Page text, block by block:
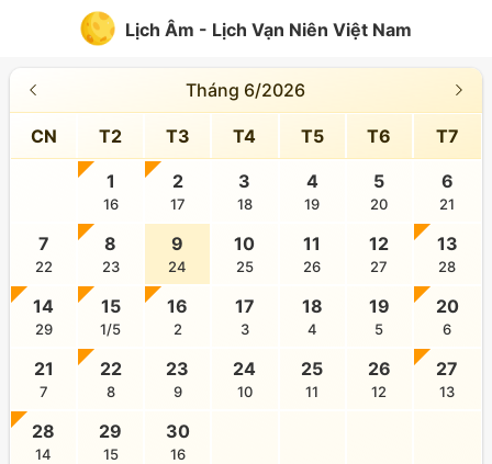
Lịch Âm - Lịch Vạn Niên Việt Nam
Tháng 6/2026
CN T2 T3 T4 T5 T6 T7
1
16
2
17
3
18
4
19
5
20
6
21
7
22
8
23
9
24
10
25
11
26
12
27
13
28
14
29
15
1/5
16
2
17
3
18
4
19
5
20
6
21
7
22
8
23
9
24
10
25
11
26
12
27
13
28
14
29
15
30
16